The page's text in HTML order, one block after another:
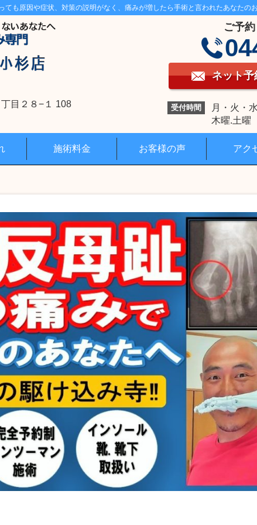
ても原因や症状、対策の説明がなく、痛みが増したら手術と言われたあなたの
目２８−１ 108
ご予
ネット予
受付時間
月・火・
木曜.土曜
施術料金 お客様の声 アク